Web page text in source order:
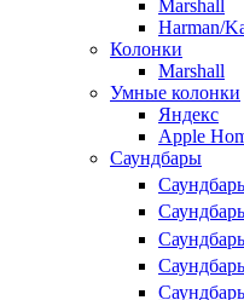
Marshall
Harman/
Колонки
Marshall
Умные колонки
Яндекс
Apple
Саундбары